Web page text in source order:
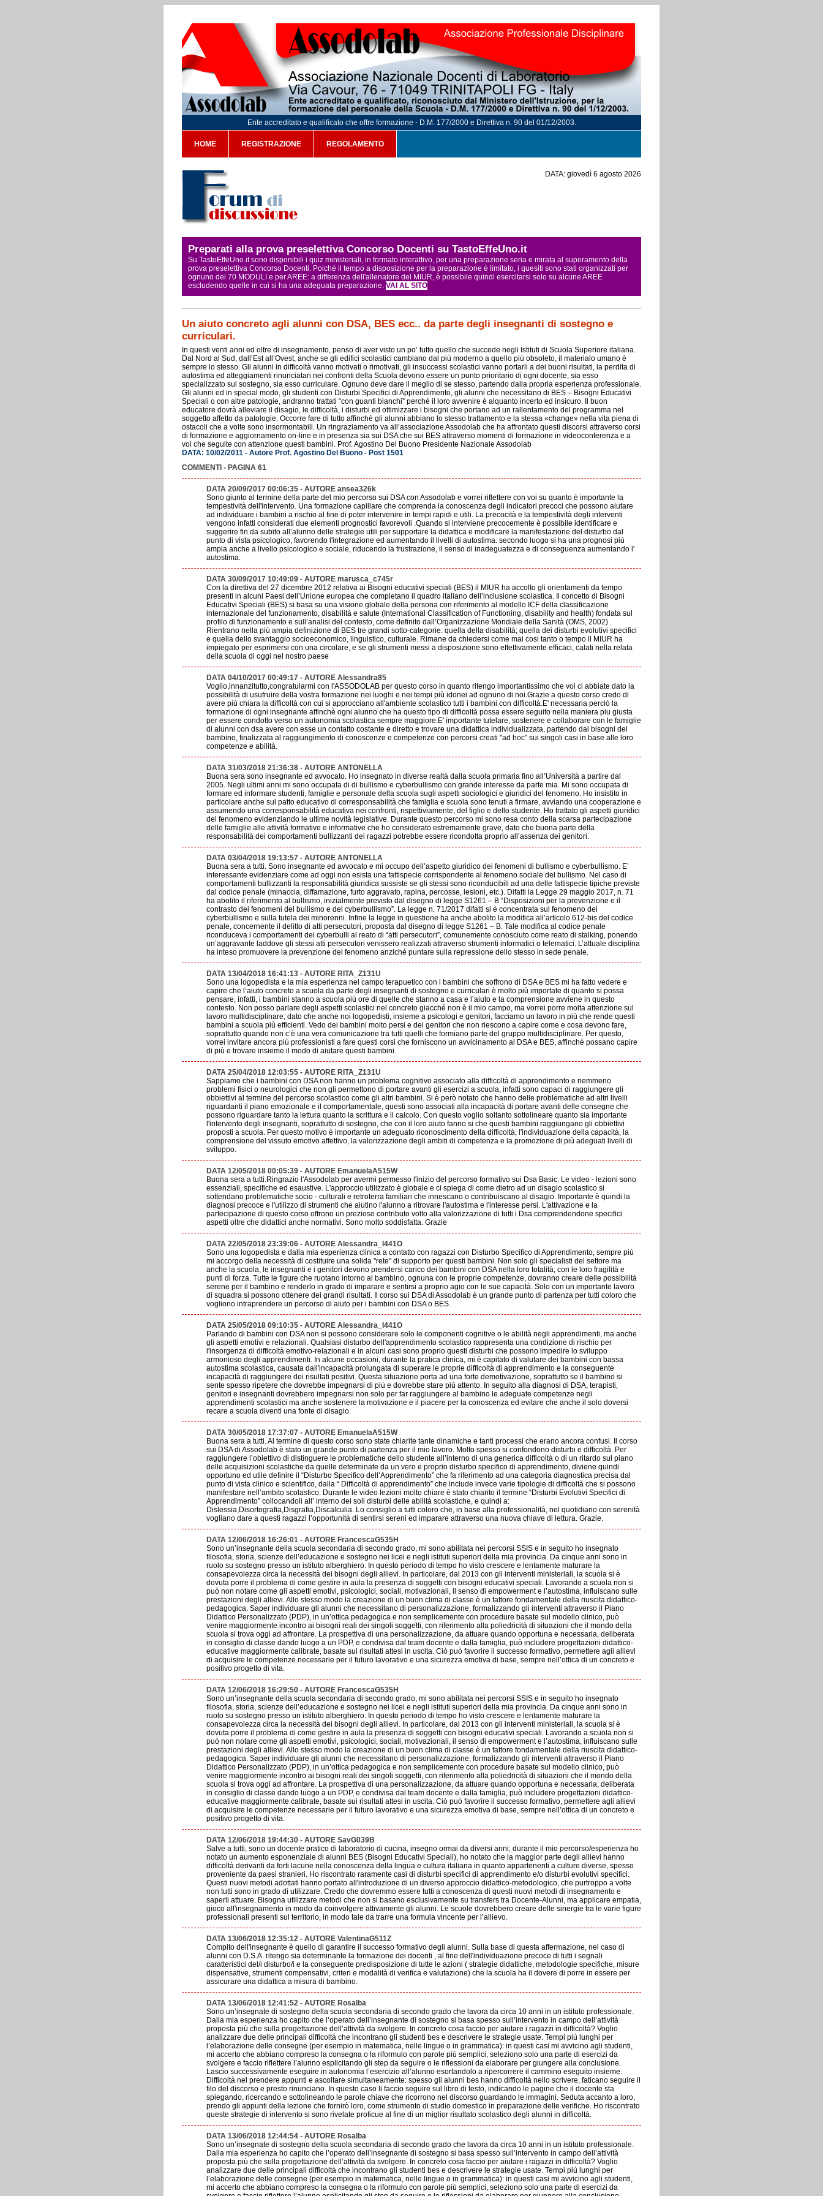
Ente accreditato e qualificato che offre formazione - D.M. 177/2000 e Direttiva n. 90 del 01/12/2003.
HOME REGISTRAZIONE REGOLAMENTO
DATA: giovedì 6 agosto 2026
Preparati alla prova preselettiva Concorso Docenti su TastoEffeUno.it
Su TastoEffeUno.it sono disponibili i quiz ministeriali, in formato interattivo, per una preparazione seria e mirata al superamento della
prova preselettiva Concorso Docenti. Poiché il tempo a disposizione per la preparazione è limitato, i quesiti sono stati organizzati per
ognuno dei 70 MODULI e per AREE: a differenza dell'allenatore del MIUR, è possibile quindi esercitarsi solo su alcune AREE
escludendo quelle in cui si ha una adeguata preparazione. VAI AL SITO
Un aiuto concreto agli alunni con DSA, BES ecc.. da parte degli insegnanti di sostegno e
curriculari.
In questi venti anni ed oltre di insegnamento, penso di aver visto un po’ tutto quello che succede negli Istituti di Scuola Superiore italiana.
Dal Nord al Sud, dall’Est all’Ovest, anche se gli edifici scolastici cambiano dal più moderno a quello più obsoleto, il materialo umano è
sempre lo stesso. Gli alunni in difficoltà vanno motivati o rimotivati, gli insuccessi scolastici vanno portarli a dei buoni risultati, la perdita di
autostima ed atteggiamenti rinunciatari nei confronti della Scuola devono essere un punto prioritario di ogni docente, sia esso
specializzato sul sostegno, sia esso curriculare. Ognuno deve dare il meglio di se stesso, partendo dalla propria esperienza professionale.
Gli alunni ed in special modo, gli studenti con Disturbi Specifici di Apprendimento, gli alunni che necessitano di BES – Bisogni Educativi
Speciali o con altre patologie, andranno trattati “con guanti bianchi” perché il loro avvenire è alquanto incerto ed insicuro. Il buon
educatore dovrà alleviare il disagio, le difficoltà, i disturbi ed ottimizzare i bisogni che portano ad un rallentamento del programma nel
soggetto affetto da patologie. Occorre fare di tutto affinché gli alunni abbiano lo stesso trattamento e la stessa «change» nella vita piena di
ostacoli che a volte sono insormontabili. Un ringraziamento va all’associazione Assodolab che ha affrontato questi discorsi attraverso corsi
di formazione e aggiornamento on-line e in presenza sia sui DSA che sui BES attraverso momenti di formazione in videoconferenza e a
voi che seguite con attenzione questi bambini. Prof. Agostino Del Buono Presidente Nazionale Assodolab
DATA: 10/02/2011 - Autore Prof. Agostino Del Buono - Post 1501
COMMENTI - PAGINA 61
DATA 20/09/2017 00:06:35 - AUTORE ansea326k
Sono giunto al termine della parte del mio percorso sui DSA con Assodolab e vorrei riflettere con voi su quanto è importante la
tempestività dell'intervento. Una formazione capillare che comprenda la conoscenza degli indicatori precoci che possono aiutare
ad individuare i bambini a rischio al fine di poter intervenire in tempi rapidi e utili. La precocità e la tempestività degli interventi
vengono infatti considerati due elementi prognostici favorevoli .Quando si interviene precocemente è possibile identificare e
suggerire fin da subito all’alunno delle strategie utili per supportare la didattica e modificare la manifestazione del disturbo dal
punto di vista psicologico, favorendo l'integrazione ed aumentando il livelli di autostima. secondo luogo si ha una prognosi più
ampia anche a livello psicologico e sociale, riducendo la frustrazione, il senso di inadeguatezza e di conseguenza aumentando l'
autostima.
DATA 30/09/2017 10:49:09 - AUTORE marusca_c745r
Con la direttiva del 27 dicembre 2012 relativa ai Bisogni educativi speciali (BES) il MIUR ha accolto gli orientamenti da tempo
presenti in alcuni Paesi dell’Unione europea che completano il quadro italiano dell’inclusione scolastica. Il concetto di Bisogni
Educativi Speciali (BES) si basa su una visione globale della persona con riferimento al modello ICF della classificazione
internazionale del funzionamento, disabilità e salute (International Classification of Functioning, disability and health) fondata sul
profilo di funzionamento e sull’analisi del contesto, come definito dall’Organizzazione Mondiale della Sanità (OMS, 2002) .
Rientrano nella più ampia definizione di BES tre grandi sotto-categorie: quella della disabilità; quella dei disturbi evolutivi specifici
e quella dello svantaggio socioeconomico, linguistico, culturale. Rimane da chiedersi come mai cosi tanto o tempo il MIUR ha
impiegato per esprimersi con una circolare, e se gli strumenti messi a disposizione sono effettivamente efficaci, calati nella relata
della scuola di oggi nel nostro paese
DATA 04/10/2017 00:49:17 - AUTORE Alessandra85
Voglio,innanzitutto,congratularmi con l'ASSODOLAB per questo corso in quanto ritengo importantissimo che voi ci abbiate dato la
possibilità di usufruire della vostra formazione nei luoghi e nei tempi più idonei ad ognuno di noi.Grazie a questo corso credo di
avere più chiara la difficoltà con cui si approcciano all'ambiente scolastico tutti i bambini con difficoltà.E' necessaria perciò la
formazione di ogni insegnante affinchè ogni alunno che ha questo tipo di difficoltà possa essere seguito nella maniera piu giusta
per essere condotto verso un autonomia scolastica sempre maggiore.E' importante tutelare, sostenere e collaborare con le famiglie
di alunni con dsa avere con esse un contatto costante e diretto e trovare una didattica individualizzata, partendo dai bisogni del
bambino, finalizzata al raggiungimento di conoscenze e competenze con percorsi creati "ad hoc" sui singoli casi in base alle loro
competenze e abilità.
DATA 31/03/2018 21:36:38 - AUTORE ANTONELLA
Buona sera sono insegnante ed avvocato. Ho insegnato in diverse realtà dalla scuola primaria fino all’Università a partire dal
2005. Negli ultimi anni mi sono occupata di di bullismo e cyberbullismo con grande interesse da parte mia. Mi sono occupata di
formare ed informare studenti, famiglie e personale della scuola sugli aspetti sociologici e giuridici del fenomeno. Ho insistito in
particolare anche sul patto educativo di corresponsabilità che famiglia e scuola sono tenuti a firmare, avviando una cooperazione e
assumendo una corresponsabilità educativa nei confronti, rispettiviamente, del figlio e dello studente. Ho trattato gli aspetti giuridici
del fenomeno evidenziando le ultime novità legislative. Durante questo percorso mi sono resa conto della scarsa partecipazione
delle famiglie alle attività formative e informative che ho considerato estremamente grave, dato che buona parte della
responsabilità dei comportamenti bullizzanti dei ragazzi potrebbe essere ricondotta proprio all’assenza dei genitori.
DATA 03/04/2018 19:13:57 - AUTORE ANTONELLA
Buona sera a tutti. Sono insegnante ed avvocato e mi occupo dell’aspetto giuridico dei fenomeni di bullismo e cyberbullismo. E’
interessante evidenziare come ad oggi non esista una fattispecie corrispondente al fenomeno sociale del bullismo. Nel caso di
comportamenti bullizzanti la responsabilità giuridica sussiste se gli stessi sono riconducibili ad una delle fattispecie tipiche previste
dal codice penale (minaccia, diffamazione, furto aggravato, rapina, percosse, lesioni, etc.). Difatti la Legge 29 maggio 2017, n. 71
ha abolito il riferimento al bullismo, inizialmente previsto dal disegno di legge S1261 – B “Disposizioni per la prevenzione e il
contrasto dei fenomeni del bullismo e del cyberbullismo”. La legge n. 71/2017 difatti si è concentrata sul fenomeno del
cyberbullismo e sulla tutela dei minorenni. Infine la legge in questione ha anche abolito la modifica all’articolo 612-bis del codice
penale, concernente il delitto di atti persecutori, proposta dal disegno di legge S1261 – B. Tale modifica al codice penale
riconduceva i comportamenti dei cyberbulli al reato di “atti persecutori”, comunemente conosciuto come reato di stalking, ponendo
un’aggravante laddove gli stessi atti persecutori venissero realizzati attraverso strumenti informatici o telematici. L’attuale disciplina
ha inteso promuovere la prevenzione del fenomeno anziché puntare sulla repressione dello stesso in sede penale.
DATA 13/04/2018 16:41:13 - AUTORE RITA_Z131U
Sono una logopedista e la mia esperienza nel campo terapuetico con i bambini che soffrono di DSA e BES mi ha fatto vedere e
capire che l’aiuto concreto a scuola da parte degli insegnanti di sostegno e curriculari è molto più importate di quanto si possa
pensare, infatti, i bambini stanno a scuola più ore di quelle che stanno a casa e l’aiuto e la comprensione avviene in questo
contesto. Non posso parlare degli aspetti scolastici nel concreto giacché non è il mio campo, ma vorrei porre molta attenzione sul
lavoro multidisciplinare, dato che anche noi logopedisti, insieme a psicologi e genitori, facciamo un lavoro in più che rende questi
bambini a scuola più efficienti. Vedo dei bambini molto persi e dei genitori che non riescono a capire come e cosa devono fare,
soprattutto quando non c’è una vera comunicazione tra tutti quelli che formiano parte del gruppo multidisciplinare. Per questo,
vorrei invitare ancora più professionisti a fare questi corsi che forniscono un avvicinamento al DSA e BES, affinché possano capire
di più e trovare insieme il modo di aiutare questi bambini.
DATA 25/04/2018 12:03:55 - AUTORE RITA_Z131U
Sappiamo che i bambini con DSA non hanno un problema cognitivo associato alla difficoltà di apprendimento e nemmeno
problemi fisici o neurologici che non gli permettono di portare avanti gli esercizi a scuola, infatti sono capaci di raggiungere gli
obbiettivi al termine del percorso scolastico come gli altri bambini. Si è però notato che hanno delle problematiche ad altri livelli
riguardanti il piano emozionale e il comportamentale, questi sono associati alla incapacità di portare avanti delle consegne che
possono riguardare tanto la lettura quanto la scrittura e il calcolo. Con questo voglio soltanto sottolineare quanto sia importante
l'intervento degli insegnanti, soprattutto di sostegno, che con il loro aiuto fanno si che questi bambini raggiungano gli obbiettivi
proposti a scuola. Per questo motivo è importante un adeguato riconoscimento della difficoltà, l'individuazione della capacità, la
comprensione del vissuto emotivo affettivo, la valorizzazione degli ambiti di competenza e la promozione di più adeguati livelli di
sviluppo.
DATA 12/05/2018 00:05:39 - AUTORE EmanuelaA515W
Buona sera a tutti.Ringrazio l'Assodolab per avermi permesso l'inizio del percorso formativo sui Dsa Basic. Le video - lezioni sono
essenziali, specifiche ed esaustive. L'approccio utilizzato è globale e ci spiega di come dietro ad un disagio scolastico si
sottendano problematiche socio - culturali e retroterra familiari che innescano o contribuiscano al disagio. Importante è quindi la
diagnosi precoce e l'utilizzo di strumenti che aiutino l'alunno a ritrovare l'autostima e l'interesse persi. L'attivazione e la
partecipazione di questo corso offrono un prezioso contributo volto alla valorizzazione di tutti i Dsa comprendendone specifici
aspetti oltre che didattici anche normativi. Sono molto soddisfatta. Grazie
DATA 22/05/2018 23:39:06 - AUTORE Alessandra_I441O
Sono una logopedista e dalla mia esperienza clinica a contatto con ragazzi con Disturbo Specifico di Apprendimento, sempre più
mi accorgo della necessità di costituire una solida "rete" di supporto per questi bambini. Non solo gli specialisti del settore ma
anche la scuola, le insegnanti e i genitori devono prendersi carico dei bambini con DSA nella loro totalità, con le loro fragilità e
punti di forza. Tutte le figure che ruotano intorno al bambino, ognuna con le proprie competenze, dovranno creare delle possibilità
serene per il bambino e renderlo in grado di imparare e sentirsi a proprio agio con le sue capacità. Solo con un importante lavoro
di squadra si possono ottenere dei grandi risultati. Il corso sui DSA di Assodolab è un grande punto di partenza per tutti coloro che
vogliono intraprendere un percorso di aiuto per i bambini con DSA o BES.
DATA 25/05/2018 09:10:35 - AUTORE Alessandra_I441O
Parlando di bambini con DSA non si possono considerare solo le componenti cognitive o le abilità negli apprendimenti, ma anche
gli aspetti emotivi e relazionali. Qualsiasi disturbo dell'apprendimento scolastico rappresenta una condizione di rischio per
l'insorgenza di difficoltà emotivo-relazionali e in alcuni casi sono proprio questi disturbi che possono impedire lo sviluppo
armonioso degli apprendimenti. In alcune occasioni, durante la pratica clinica, mi è capitato di valutare dei bambini con bassa
autostima scolastica, causata dall'incapacità prolungata di superare le proprie difficoltà di apprendimento e la conseguente
incapacità di raggiungere dei risultati positivi. Questa situazione porta ad una forte demotivazione, soprattutto se il bambino si
sente spesso ripetere che dovrebbe impegnarsi di più e dovrebbe stare più attento. In seguito alla diagnosi di DSA, terapisti,
genitori e insegnanti dovrebbero impegnarsi non solo per far raggiungere al bambino le adeguate competenze negli
apprendimenti scolastici ma anche sostenere la motivazione e il piacere per la conoscenza ed evitare che anche il solo doversi
recare a scuola diventi una fonte di disagio.
DATA 30/05/2018 17:37:07 - AUTORE EmanuelaA515W
Buona sera a tutti. Al termine di questo corso sono state chiarite tante dinamiche e tanti processi che erano ancora confusi. Il corso
sui DSA di Assodolab è stato un grande punto di partenza per il mio lavoro. Molto spesso si confondono disturbi e difficoltà. Per
raggiungere l’obiettivo di distinguere le problematiche dello studente all’interno di una generica difficoltà o di un ritardo sul piano
delle acquisizioni scolastiche da quelle determinate da un vero e proprio disturbo specifico di apprendimento, diviene quindi
opportuno ed utile definire il “Disturbo Specifico dell’Apprendimento” che fa riferimento ad una categoria diagnostica precisa dal
punto di vista clinico e scientifico, dalla “ Difficoltà di apprendimento” che include invece varie tipologie di difficoltà che si possono
manifestare nell’ambito scolastico. Durante le video lezioni molto chiare è stato chiarito il termine “Disturbi Evolutivi Specifici di
Apprendimento” collocandoli all’ interno dei soli disturbi delle abilità scolastiche, e quindi a:
Dislessia,Disortografia,Disgrafia,Discalculia. Lo consiglio a tutti coloro che, in base alla professionalità, nel quotidiano con serenità
vogliano dare a questi ragazzi l’opportunità di sentirsi sereni ed imparare attraverso una nuova chiave di lettura. Grazie.
DATA 12/06/2018 16:26:01 - AUTORE FrancescaG535H
Sono un’insegnante della scuola secondaria di secondo grado, mi sono abilitata nei percorsi SSIS e in seguito ho insegnato
filosofia, storia, scienze dell’educazione e sostegno nei licei e negli istituti superiori della mia provincia. Da cinque anni sono in
ruolo su sostegno presso un istituto alberghiero. In questo periodo di tempo ho visto crescere e lentamente maturare la
consapevolezza circa la necessità dei bisogni degli allievi. In particolare, dal 2013 con gli interventi ministeriali, la scuola si è
dovuta porre il problema di come gestire in aula la presenza di soggetti con bisogni educativi speciali. Lavorando a scuola non si
può non notare come gli aspetti emotivi, psicologici, sociali, motivazionali, il senso di empowerment e l’autostima, influiscano sulle
prestazioni degli allievi. Allo stesso modo la creazione di un buon clima di classe è un fattore fondamentale della riuscita didattico-
pedagogica. Saper individuare gli alunni che necessitano di personalizzazione, formalizzando gli interventi attraverso il Piano
Didattico Personalizzato (PDP), in un’ottica pedagogica e non semplicemente con procedure basate sul modello clinico, può
venire maggiormente incontro ai bisogni reali dei singoli soggetti, con riferimento alla poliedricità di situazioni che il mondo della
scuola si trova oggi ad affrontare. La prospettiva di una personalizzazione, da attuare quando opportuna e necessaria, deliberata
in consiglio di classe dando luogo a un PDP, e condivisa dal team docente e dalla famiglia, può includere progettazioni didattico-
educative maggiormente calibrate, basate sui risultati attesi in uscita. Ciò può favorire il successo formativo, permettere agli allievi
di acquisire le competenze necessarie per il futuro lavorativo e una sicurezza emotiva di base, sempre nell’ottica di un concreto e
positivo progetto di vita.
DATA 12/06/2018 16:29:50 - AUTORE FrancescaG535H
Sono un’insegnante della scuola secondaria di secondo grado, mi sono abilitata nei percorsi SSIS e in seguito ho insegnato
filosofia, storia, scienze dell’educazione e sostegno nei licei e negli istituti superiori della mia provincia. Da cinque anni sono in
ruolo su sostegno presso un istituto alberghiero. In questo periodo di tempo ho visto crescere e lentamente maturare la
consapevolezza circa la necessità dei bisogni degli allievi. In particolare, dal 2013 con gli interventi ministeriali, la scuola si è
dovuta porre il problema di come gestire in aula la presenza di soggetti con bisogni educativi speciali. Lavorando a scuola non si
può non notare come gli aspetti emotivi, psicologici, sociali, motivazionali, il senso di empowerment e l’autostima, influiscano sulle
prestazioni degli allievi. Allo stesso modo la creazione di un buon clima di classe è un fattore fondamentale della riuscita didattico-
pedagogica. Saper individuare gli alunni che necessitano di personalizzazione, formalizzando gli interventi attraverso il Piano
Didattico Personalizzato (PDP), in un’ottica pedagogica e non semplicemente con procedure basate sul modello clinico, può
venire maggiormente incontro ai bisogni reali dei singoli soggetti, con riferimento alla poliedricità di situazioni che il mondo della
scuola si trova oggi ad affrontare. La prospettiva di una personalizzazione, da attuare quando opportuna e necessaria, deliberata
in consiglio di classe dando luogo a un PDP, e condivisa dal team docente e dalla famiglia, può includere progettazioni didattico-
educative maggiormente calibrate, basate sui risultati attesi in uscita. Ciò può favorire il successo formativo, permettere agli allievi
di acquisire le competenze necessarie per il futuro lavorativo e una sicurezza emotiva di base, sempre nell’ottica di un concreto e
positivo progetto di vita.
DATA 12/06/2018 19:44:30 - AUTORE SavG039B
Salve a tutti, sono un docente pratico di laboratorio di cucina, insegno ormai da diversi anni; durante il mio percorso/esperienza ho
notato un aumento esponenziale di alunni BES (Bisogni Educativi Speciali), ho notato che la maggior parte degli allievi hanno
difficoltà derivanti da forti lacune nella conoscenza della lingua e cultura italiana in quanto appartenenti a culture diverse, spesso
proveniente da paesi stranieri. Ho riscontrato raramente casi di disturbi specifici di apprendimento e/o disturbi evolutivi specifici.
Questi nuovi metodi adottati hanno portato all'introduzione di un diverso approccio didattico-metodologico, che purtroppo a volte
non tutti sono in grado di utilizzare. Credo che dovremmo essere tutti a conoscenza di questi nuovi metodi di insegnamento e
saperli attuare. Bisogna utilizzare metodi che non si basano esclusivamente su transfers tra Docente-Alunni, ma applicare empatia,
gioco all'insegnamento in modo da coinvolgere attivamente gli alunni. Le scuole dovrebbero creare delle sinergie tra le varie figure
professionali presenti sul territorio, in modo tale da trarre una formula vincente per l’allievo.
DATA 13/06/2018 12:35:12 - AUTORE ValentinaG511Z
Compito dell'insegnante è quello di garantire il successo formativo degli alunni. Sulla base di questa affermazione, nel caso di
alunni con D.S.A. ritengo sia determinante la formazione dei docenti , al fine dell'individuazione precoce di tutti i segnali
caratteristici del/i disturbo/i e la conseguente predisposizione di tutte le azioni ( strategie didattiche, metodologie specifiche, misure
dispensative, strumenti compensativi, criteri e modalità di verifica e valutazione) che la scuola ha il dovere di porre in essere per
assicurare una didattica a misura di bambino.
DATA 13/06/2018 12:41:52 - AUTORE Rosalba
Sono un’insegnate di sostegno della scuola secondaria di secondo grado che lavora da circa 10 anni in un istituto professionale.
Dalla mia esperienza ho capito che l’operato dell’insegnante di sostegno si basa spesso sull’intervento in campo dell’attività
proposta più che sulla progettazione dell’attività da svolgere. In concreto cosa faccio per aiutare i ragazzi in difficoltà? Voglio
analizzare due delle principali difficoltà che incontrano gli studenti bes e descrivere le strategie usate. Tempi più lunghi per
l’elaborazione delle consegne (per esempio in matematica, nelle lingue o in grammatica): in questi casi mi avvicino agli studenti,
mi accerto che abbiano compreso la consegna o la riformulo con parole più semplici, seleziono solo una parte di esercizi da
svolgere e faccio riflettere l’alunno esplicitando gli step da seguire o le riflessioni da elaborare per giungere alla conclusione.
Lascio successivamente eseguire in autonomia l’esercizio all’alunno esortandolo a ripercorrere il cammino eseguito insieme.
Difficoltà nel prendere appunti e ascoltare simultaneamente: spesso gli alunni bes hanno difficoltà nello scrivere, faticano seguire il
filo del discorso e presto rinunciano. In questo caso li faccio seguire sul libro di testo, indicando le pagine che il docente sta
spiegando, ricercando e sottolineando le parole chiave che ricorrono nel discorso guardando le immagini. Seduta accanto a loro,
prendo gli appunti della lezione che fornirò loro, come strumento di studio domestico in preparazione delle verifiche. Ho riscontrato
queste strategie di intervento si sono rivelate proficue al fine di un miglior risultato scolastico degli alunni in difficoltà.
DATA 13/06/2018 12:44:54 - AUTORE Rosalba
Sono un’insegnate di sostegno della scuola secondaria di secondo grado che lavora da circa 10 anni in un istituto professionale.
Dalla mia esperienza ho capito che l’operato dell’insegnante di sostegno si basa spesso sull’intervento in campo dell’attività
proposta più che sulla progettazione dell’attività da svolgere. In concreto cosa faccio per aiutare i ragazzi in difficoltà? Voglio
analizzare due delle principali difficoltà che incontrano gli studenti bes e descrivere le strategie usate. Tempi più lunghi per
l’elaborazione delle consegne (per esempio in matematica, nelle lingue o in grammatica): in questi casi mi avvicino agli studenti,
mi accerto che abbiano compreso la consegna o la riformulo con parole più semplici, seleziono solo una parte di esercizi da